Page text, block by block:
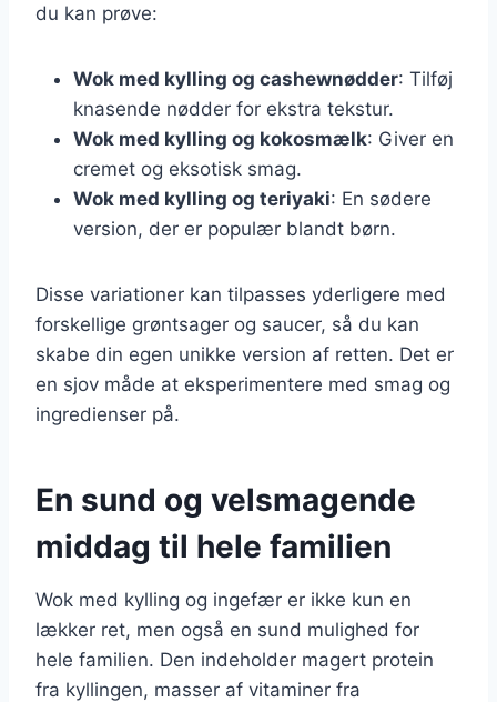
du kan prøve:
Wok med kylling og cashewnødder: Tilføj
knasende nødder for ekstra tekstur.
Wok med kylling og kokosmælk: Giver en
cremet og eksotisk smag.
Wok med kylling og teriyaki: En sødere
version, der er populær blandt børn.
Disse variationer kan tilpasses yderligere med
forskellige grøntsager og saucer, så du kan
skabe din egen unikke version af retten. Det er
en sjov måde at eksperimentere med smag og
ingredienser på.
En sund og velsmagende
middag til hele familien
Wok med kylling og ingefær er ikke kun en
lækker ret, men også en sund mulighed for
hele familien. Den indeholder magert protein
fra kyllingen, masser af vitaminer fra